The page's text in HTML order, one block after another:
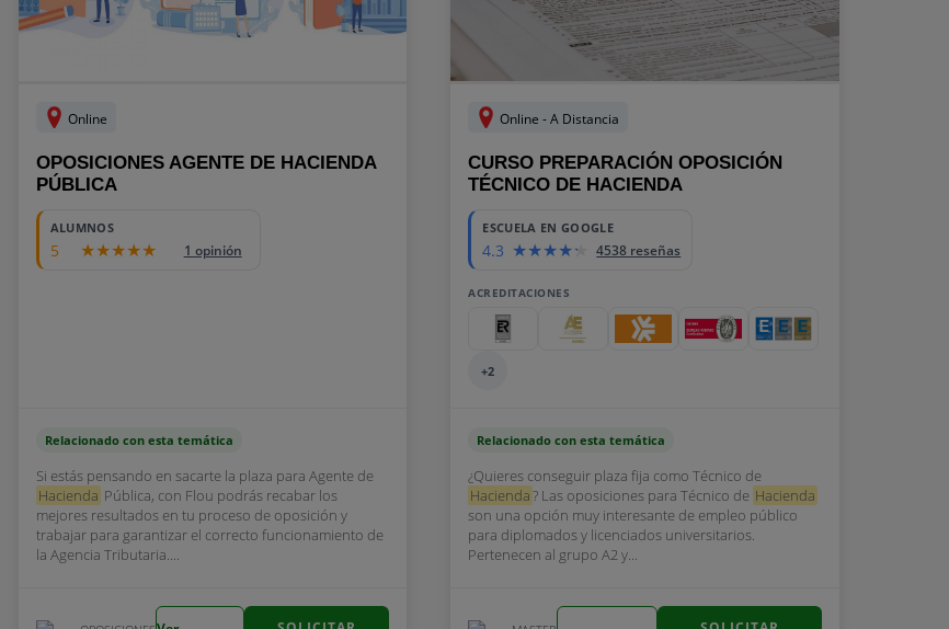
Online
OPOSICIONES AGENTE DE HACIENDA
PÚBLICA
ALUMNOS
5 1 opinión
Relacionado con esta temática
Si estás pensando en sacarte la plaza para Agente de
Hacienda Pública, con Flou podrás recabar los
mejores resultados en tu proceso de oposición y
trabajar para garantizar el correcto funcionamiento de
la Agencia Tributaria....
Online - A Distancia
CURSO PREPARACIÓN OPOSICIÓN
TÉCNICO DE HACIENDA
ESCUELA EN GOOGLE
4.3 4538 reseñas
ACREDITACIONES
+2
Relacionado con esta temática
¿Quieres conseguir plaza fija como Técnico de
Hacienda? Las oposiciones para Técnico de Hacienda
son una opción muy interesante de empleo público
para diplomados y licenciados universitarios.
Pertenecen al grupo A2 y...